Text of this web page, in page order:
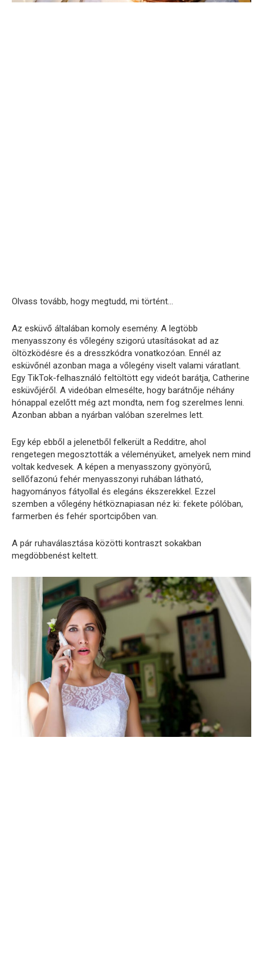
Olvass tovább, hogy megtudd, mi történt…
Az esküvő általában komoly esemény. A legtöbb
menyasszony és vőlegény szigorú utasításokat ad az
öltözködésre és a dresszkódra vonatkozóan. Ennél az
esküvőnél azonban maga a vőlegény viselt valami váratlant.
Egy TikTok-felhasználó feltöltött egy videót barátja, Catherine
esküvőjéről. A videóban elmesélte, hogy barátnője néhány
hónappal ezelőtt még azt mondta, nem fog szerelmes lenni.
Azonban abban a nyárban valóban szerelmes lett.
Egy kép ebből a jelenetből felkerült a Redditre, ahol
rengetegen megosztották a véleményüket, amelyek nem mind
voltak kedvesek. A képen a menyasszony gyönyörű,
sellőfazonú fehér menyasszonyi ruhában látható,
hagyományos fátyollal és elegáns ékszerekkel. Ezzel
szemben a vőlegény hétköznapiasan néz ki: fekete pólóban,
farmerben és fehér sportcipőben van.
A pár ruhaválasztása közötti kontraszt sokakban
megdöbbenést keltett.